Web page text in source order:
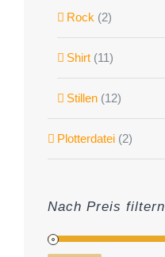
Rock (2)
Shirt (11)
Stillen (12)
Plotterdatei (2)
Nach Preis filtern